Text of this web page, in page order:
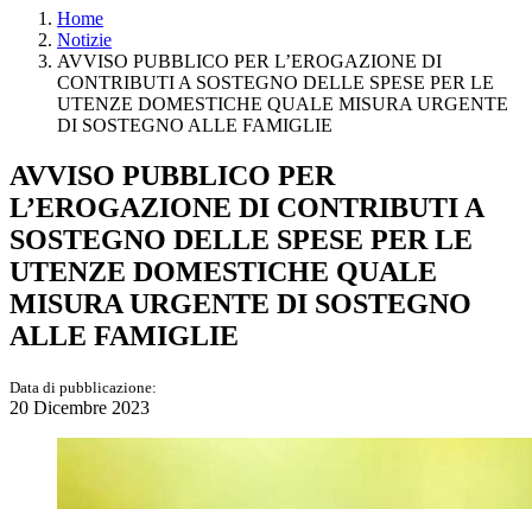
Home
Notizie
AVVISO PUBBLICO PER L’EROGAZIONE DI
CONTRIBUTI A SOSTEGNO DELLE SPESE PER LE
UTENZE DOMESTICHE QUALE MISURA URGENTE
DI SOSTEGNO ALLE FAMIGLIE
AVVISO PUBBLICO PER
L’EROGAZIONE DI CONTRIBUTI A
SOSTEGNO DELLE SPESE PER LE
UTENZE DOMESTICHE QUALE
MISURA URGENTE DI SOSTEGNO
ALLE FAMIGLIE
Data di pubblicazione:
20 Dicembre 2023